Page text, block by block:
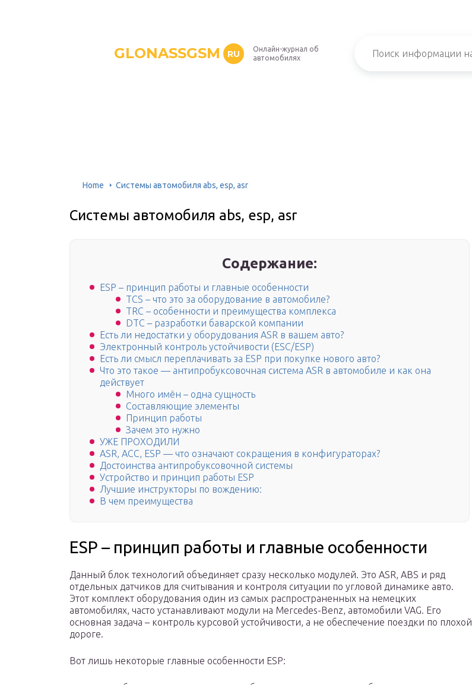
GLONASSGSM RU
Онлайн-журнал об
автомобилях
Home Системы автомобиля abs, esp, asr
Системы автомобиля abs, esp, asr
Содержание:
ESP – принцип работы и главные особенности
TCS – что это за оборудование в автомобиле?
TRC – особенности и преимущества комплекса
DTC – разработки баварской компании
Есть ли недостатки у оборудования ASR в вашем авто?
Электронный контроль устойчивости (ESC/ESP)
Есть ли смысл переплачивать за ESP при покупке нового авто?
Что это такое — антипробуксовочная система ASR в автомобиле и как она
действует
Много имён – одна сущность
Составляющие элементы
Принцип работы
Зачем это нужно
УЖЕ ПРОХОДИЛИ
ASR, ACC, ESP — что означают сокращения в конфигураторах?
Достоинства антипробуксовочной системы
Устройство и принцип работы ESP
Лучшие инструкторы по вождению:
В чем преимущества
ESP – принцип работы и главные особенности
Данный блок технологий объединяет сразу несколько модулей. Это ASR, ABS и ряд
отдельных датчиков для считывания и контроля ситуации по угловой динамике авто.
Этот комплект оборудования один из самых распространенных на немецких
автомобилях, часто устанавливают модули на Mercedes-Benz, автомобили VAG. Его
основная задача – контроль курсовой устойчивости, а не обеспечение поездки по плохой
дороге.
Вот лишь некоторые главные особенности ESP: